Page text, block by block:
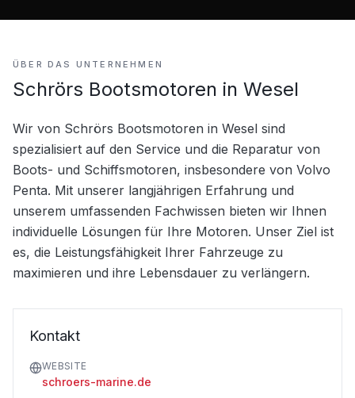
ÜBER DAS UNTERNEHMEN
Schrörs Bootsmotoren in Wesel
Wir von Schrörs Bootsmotoren in Wesel sind
spezialisiert auf den Service und die Reparatur von
Boots- und Schiffsmotoren, insbesondere von Volvo
Penta. Mit unserer langjährigen Erfahrung und
unserem umfassenden Fachwissen bieten wir Ihnen
individuelle Lösungen für Ihre Motoren. Unser Ziel ist
es, die Leistungsfähigkeit Ihrer Fahrzeuge zu
maximieren und ihre Lebensdauer zu verlängern.
Kontakt
WEBSITE
schroers-marine.de